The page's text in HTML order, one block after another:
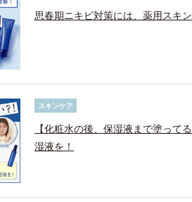
思春期ニキビ対策には、薬用スキ
スキンケア
【化粧水の後、保湿液まで塗って
湿液を！